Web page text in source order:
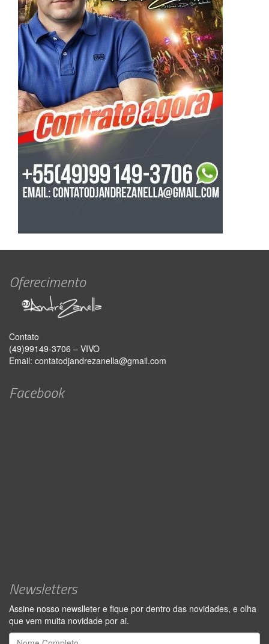
Oferecimento
Contato
(49)99149-3706 – VIVO
Email: contatodjandrezanella@gmail.com
Facebook
Newsletters
Assine nosso newslleter e fique por dentro das novidades, e olha
que vem muita novidade por ai.